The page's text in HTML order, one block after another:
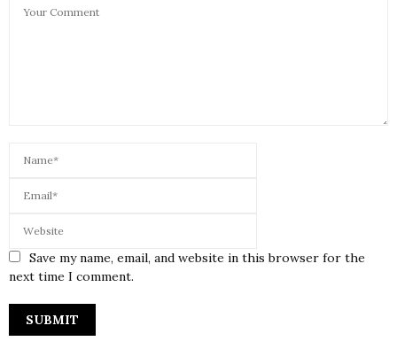
Save my name, email, and website in this browser for the
next time I comment.